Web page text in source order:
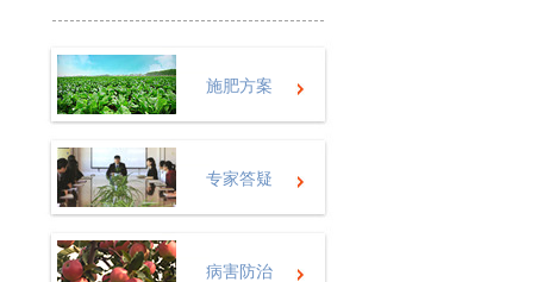
施肥方案
专家答疑
病害防治